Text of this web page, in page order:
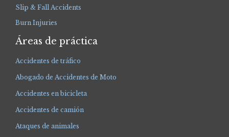
Slip & Fall Accidents
Burn Injuries
Áreas de práctica
Accidentes de tráfico
Abogado de Accidentes de Moto
Accidentes en bicicleta
Accidentes de camión
Ataques de animales